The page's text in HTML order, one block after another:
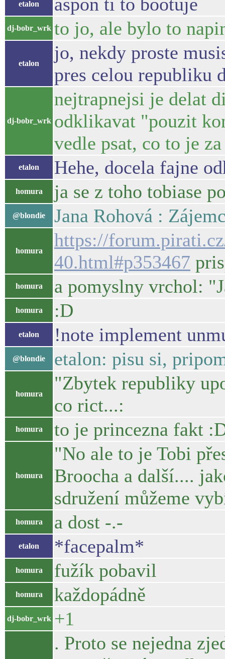
etalon
dj-bobr_wrk to jo, ale bylo to
etalon
jo, nekdy proste
pres celou republiku
dj-bobr_wrk
nejtrapnejsi je delat
odklikavat "pouzit
vedle psat, co to je
etalon Hehe, docela fajne
homura ja se z toho tobiase
@blondie Jana Rohová :
homura
https://
40.html#p353467
homura a pomyslny vrchol:
homura :D
etalon !note implement
@blondie etalon: pisu si,
homura
"Zbytek republiky
co rict...:
homura to je princezna fakt
homura
"No ale to je Tobi
Broocha a další....
sdružení můžeme
homura a dost -.-
etalon *facepalm*
homura fužík pobavil
homura každopádně
dj-bobr_wrk +1
. Proto se nejedna